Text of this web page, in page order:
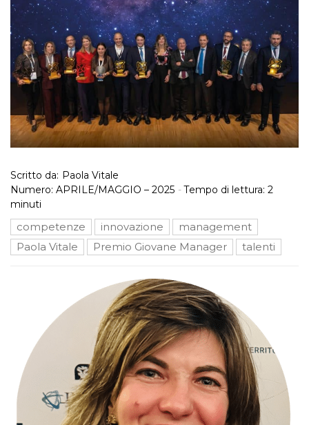
Scritto da: Paola Vitale
Numero: APRILE/MAGGIO – 2025 -Tempo di lettura: 2
minuti
competenze innovazione
management
Paola Vitale
Premio Giovane Manager talenti